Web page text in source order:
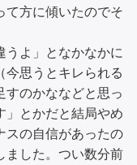
て方に傾いたのでそ
うよ」となかなかに
今思うとキレられる
すのかななどと思っ
」とかだと結局やめ
スの自信があったの
ました。つい数分前